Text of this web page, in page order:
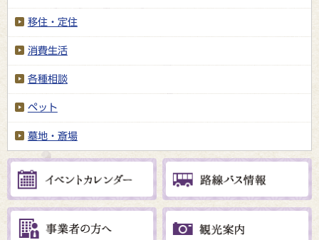
移住・定住
消費生活
各種相談
ペット
墓地・斎場